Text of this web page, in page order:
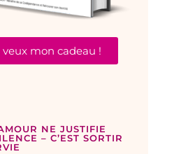
veux mon cadeau !
NE JUSTIFIE
– C’EST SORTIR